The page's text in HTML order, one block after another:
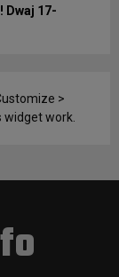
Dwaj 17-
>
widget work.